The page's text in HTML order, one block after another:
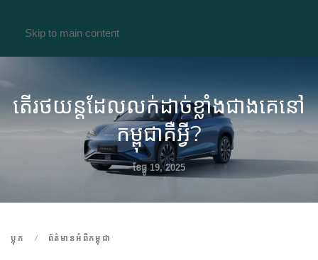
Skip to main content
តើរថយន្តដែលលក់ដាច់ខ្លាំងជាងគេនៅ
កម្ពុជាគឺអ្វី?
ខែ​ធ្នូ 19, 2025
ប្លុក ព័ត៌មានអំពីកម្ពុជា